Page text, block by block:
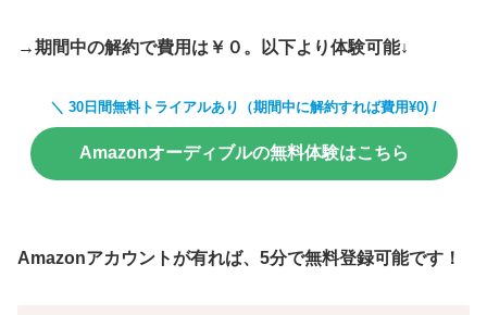
→期間中の解約で費用は￥０。以下より体験可能↓
＼ 30日間無料トライアルあり（期間中に解約すれば費用¥0) /
Amazonオーディブルの無料体験はこちら
Amazonアカウントが有れば、5分で無料登録可能です！